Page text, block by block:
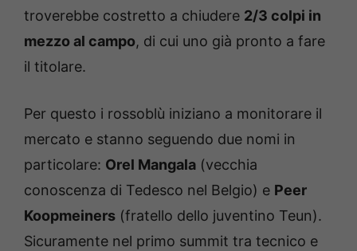
troverebbe costretto a chiudere 2/3 colpi in
mezzo al campo, di cui uno già pronto a fare
il titolare.
Per questo i rossoblù iniziano a monitorare il
mercato e stanno seguendo due nomi in
particolare: Orel Mangala (vecchia
conoscenza di Tedesco nel Belgio) e Peer
Koopmeiners (fratello dello juventino Teun).
Sicuramente nel primo summit tra tecnico e